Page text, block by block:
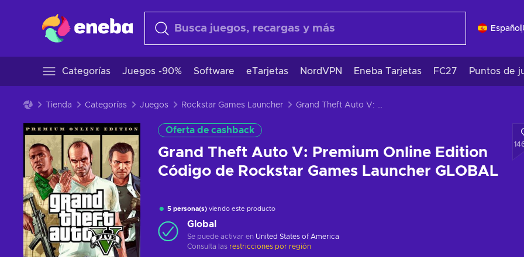
Español
Categorías Juegos -90% Software eTarjetas NordVPN Eneba Tarjetas FC27 Puntos de
Tienda Categorías Juegos Rockstar Games Launcher Grand Theft Auto V: Premium Online Edition Código de Rockstar Games Launcher GLOBAL
Oferta de cashback
Grand Theft Auto V: Premium Online Edition
Código de Rockstar Games Launcher GLOBAL
5 persona(s) viendo este producto
Global
Se puede activar en United States of America
Consulta las restricciones por región